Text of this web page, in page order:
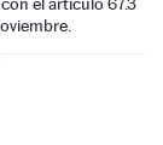
el artículo 67.3